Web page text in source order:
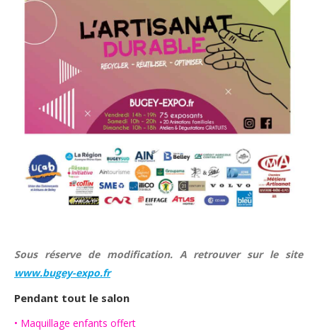
Sous réserve de modification. A retrouver sur le site
www.bugey-expo.fr
Pendant tout le salon
• Maquillage enfants offert